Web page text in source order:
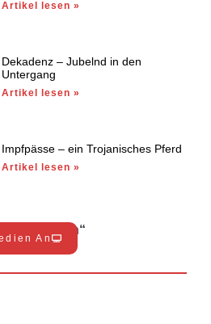
Artikel lesen »
Dekadenz – Jubelnd in den
Untergang
Artikel lesen »
Impfpässe – ein Trojanisches Pferd
Artikel lesen »
Medien“
An